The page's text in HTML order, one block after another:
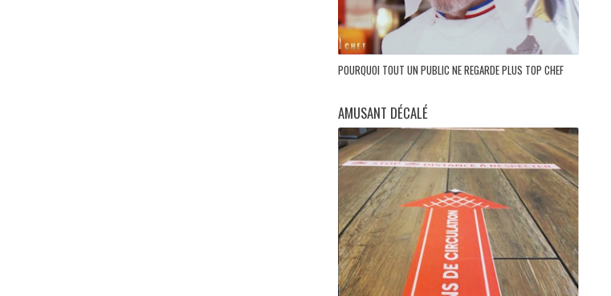
POURQUOI TOUT UN PUBLIC NE REGARDE PLUS TOP CHEF
AMUSANT DÉCALÉ